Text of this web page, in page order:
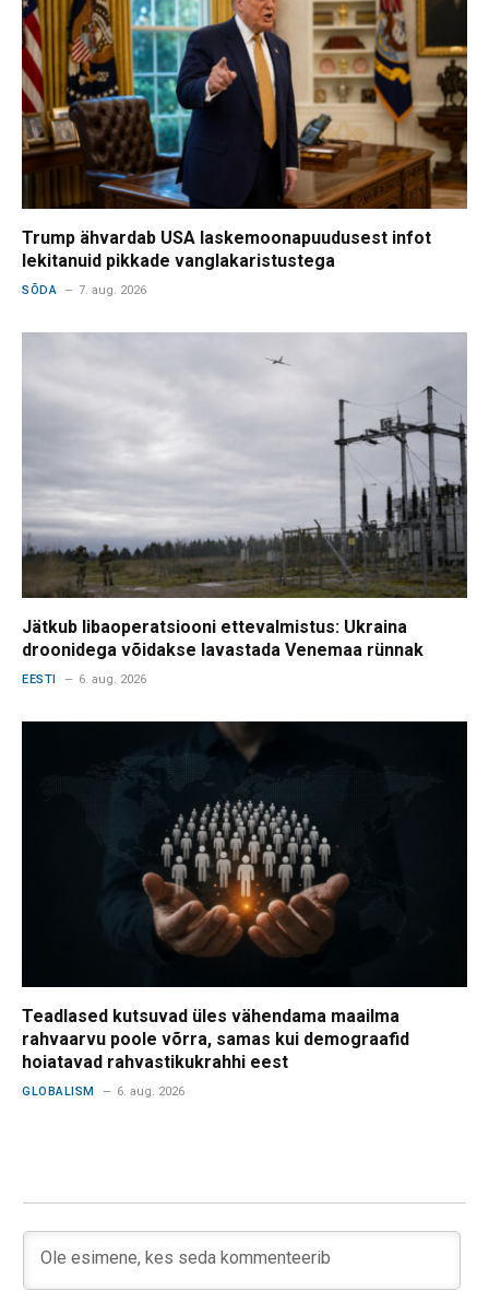
Trump ähvardab USA laskemoonapuudusest infot
lekitanuid pikkade vanglakaristustega
SÕDA 7. aug. 2026
Jätkub libaoperatsiooni ettevalmistus: Ukraina
droonidega võidakse lavastada Venemaa rünnak
EESTI 6. aug. 2026
Teadlased kutsuvad üles vähendama maailma
rahvaarvu poole võrra, samas kui demograafid
hoiatavad rahvastikukrahhi eest
GLOBALISM 6. aug. 2026